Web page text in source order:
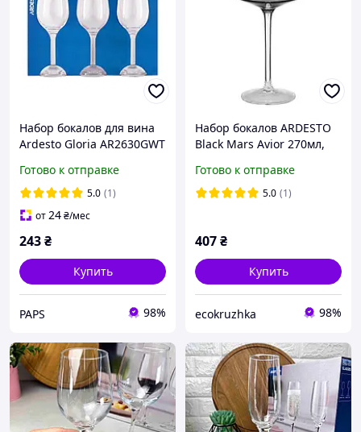
Набор бокалов для вина
Ardesto Gloria AR2630GWT
качество
Готово к отправке
5.0 (1)
от24₴/мес
243₴
Купить
PAPS 98%
Набор бокалов ARDESTO
Black Mars Avior 270мл,
(AR2627GR) q
Готово к отправке
5.0 (1)
407₴
Купить
ecokruzhka 98%